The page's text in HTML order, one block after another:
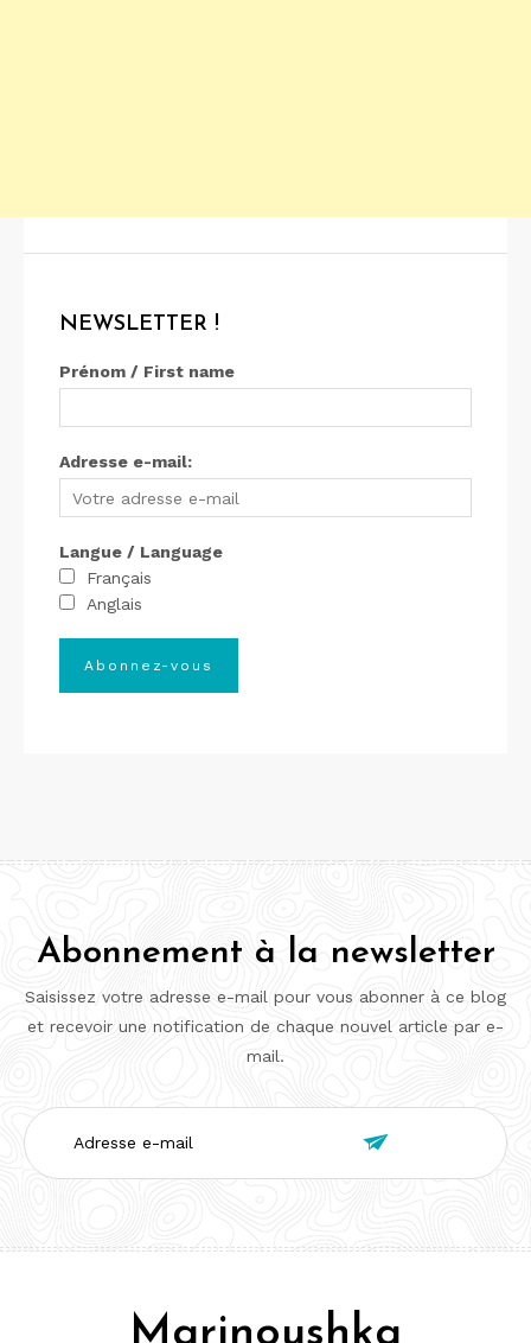
NEWSLETTER !
Prénom / First name
Adresse e-mail:
Langue / Language
Français
Anglais
Abonnement à la newsletter
Saisissez votre adresse e-mail pour vous abonner à ce blog
et recevoir une notification de chaque nouvel article par e-
mail.
Adresse
e-
mail

Marinoushka